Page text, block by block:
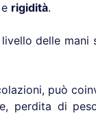
e rigidità.
delle mani
può
perdita di